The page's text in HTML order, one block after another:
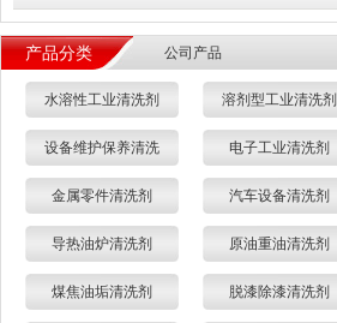
产品分类 公司产品
水溶性工业清洗剂 溶剂型工业清洗剂
设备维护保养清洗 电子工业清洗剂
金属零件清洗剂 汽车设备清洗剂
导热油炉清洗剂 原油重油清洗剂
煤焦油垢清洗剂 脱漆除漆清洗剂